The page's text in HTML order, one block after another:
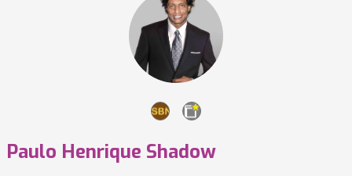
Paulo Henrique Shadow